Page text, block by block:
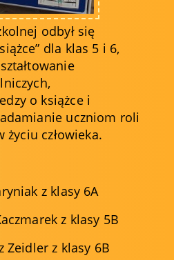
odbył się
dla klas 5 i 6,
o książce i
uczniom roli
człowieka.
z klasy 6A
z klasy 5B
Zeidler z klasy 6B